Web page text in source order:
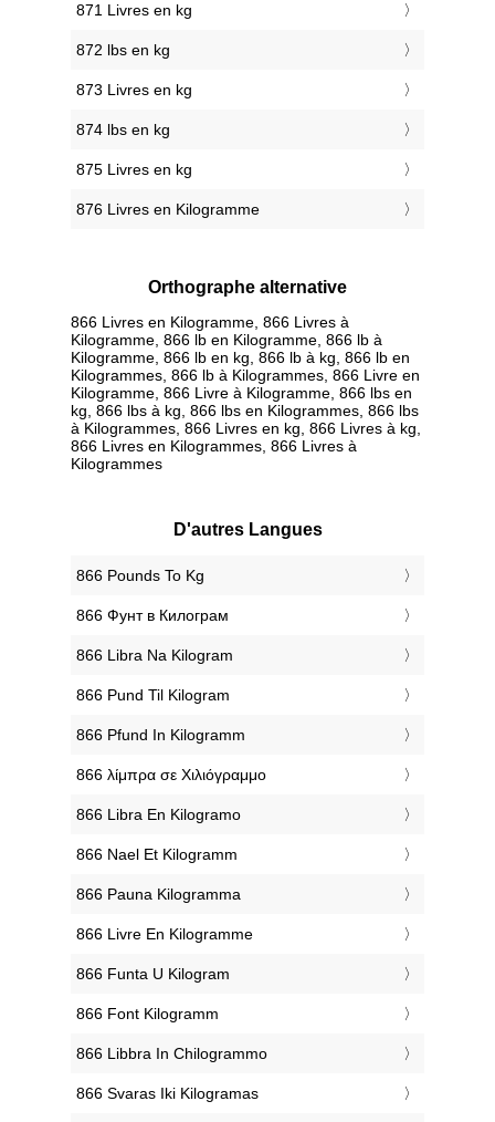
871 Livres en kg
872 lbs en kg
873 Livres en kg
874 lbs en kg
875 Livres en kg
876 Livres en Kilogramme
Orthographe alternative
866 Livres en Kilogramme, 866 Livres à
Kilogramme, 866 lb en Kilogramme, 866 lb à
Kilogramme, 866 lb en kg, 866 lb à kg, 866 lb en
Kilogrammes, 866 lb à Kilogrammes, 866 Livre en
Kilogramme, 866 Livre à Kilogramme, 866 lbs en
kg, 866 lbs à kg, 866 lbs en Kilogrammes, 866 lbs
à Kilogrammes, 866 Livres en kg, 866 Livres à kg,
866 Livres en Kilogrammes, 866 Livres à
Kilogrammes
D'autres Langues
‎866 Pounds To Kg
‎866 Фунт в Килограм
‎866 Libra Na Kilogram
‎866 Pund Til Kilogram
‎866 Pfund In Kilogramm
‎866 λίμπρα σε Χιλιόγραμμο
‎866 Libra En Kilogramo
‎866 Nael Et Kilogramm
‎866 Pauna Kilogramma
‎866 Livre En Kilogramme
‎866 Funta U Kilogram
‎866 Font Kilogramm
‎866 Libbra In Chilogrammo
‎866 Svaras Iki Kilogramas